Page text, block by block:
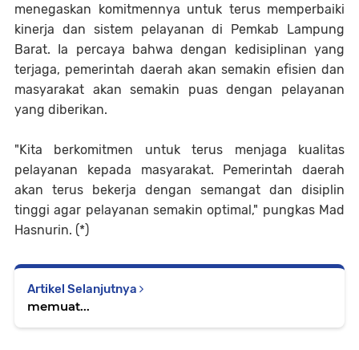
menegaskan komitmennya untuk terus memperbaiki
kinerja dan sistem pelayanan di Pemkab Lampung
Barat. Ia percaya bahwa dengan kedisiplinan yang
terjaga, pemerintah daerah akan semakin efisien dan
masyarakat akan semakin puas dengan pelayanan
yang diberikan.
"Kita berkomitmen untuk terus menjaga kualitas
pelayanan kepada masyarakat. Pemerintah daerah
akan terus bekerja dengan semangat dan disiplin
tinggi agar pelayanan semakin optimal," pungkas Mad
Hasnurin. (*)
Artikel Selanjutnya
memuat...